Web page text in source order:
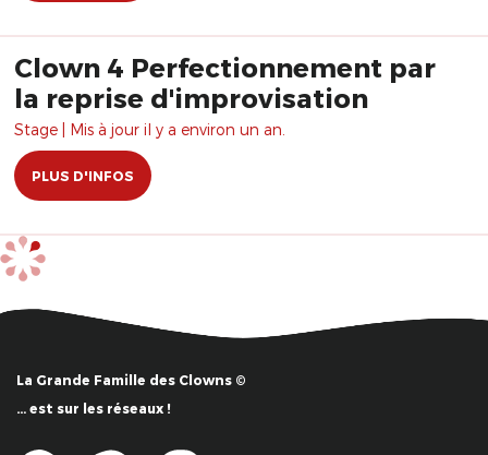
Clown 4 Perfectionnement par
la reprise d'improvisation
Stage | Mis à jour il y a environ un an.
PLUS D'INFOS
La Grande Famille des Clowns ©
… est sur les réseaux !